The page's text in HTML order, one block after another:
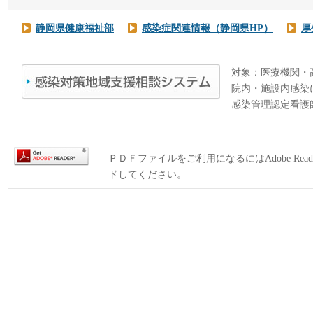
静岡県健康福祉部 感染症関連情報（静岡県HP）
対象：医療機関・
院内・施設内感
感染管理認定看
ＰＤＦファイルをご利用になるにはAdobe
ドしてください。